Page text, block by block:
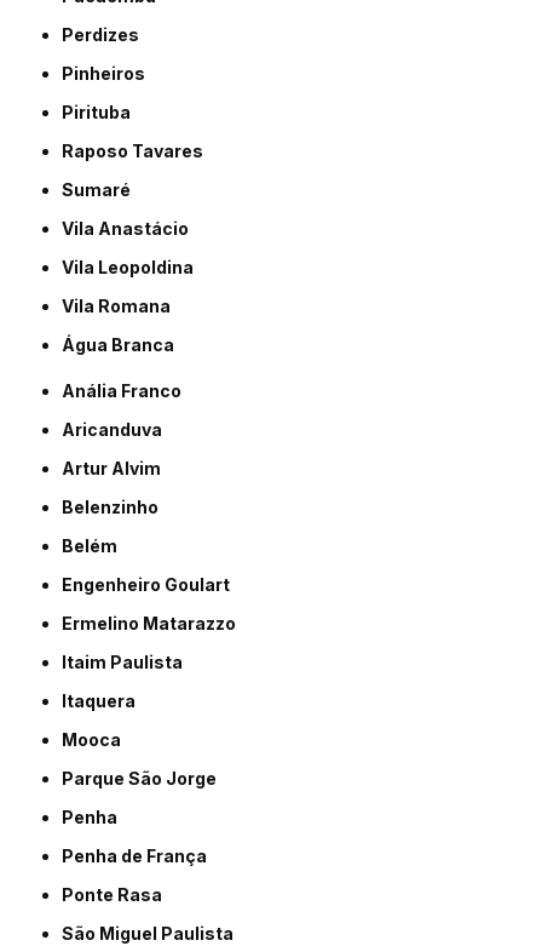
Perdizes
Pinheiros
Pirituba
Raposo Tavares
Sumaré
Vila Anastácio
Vila Leopoldina
Vila Romana
Água Branca
Anália Franco
Aricanduva
Artur Alvim
Belenzinho
Belém
Engenheiro Goulart
Ermelino Matarazzo
Itaim Paulista
Itaquera
Mooca
Parque São Jorge
Penha
Penha de França
Ponte Rasa
São Miguel Paulista